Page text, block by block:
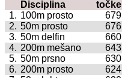
Disciplina
točke
1. 100m prosto 679
2. 50m prosto 676
3. 50m delfin 660
4. 200m mešano 643
5. 50m prsno 630
6. 200m prosto 624